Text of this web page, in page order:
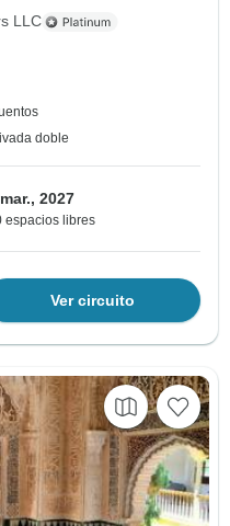
LLC
doble
2027
espacios libres
Ver circuito